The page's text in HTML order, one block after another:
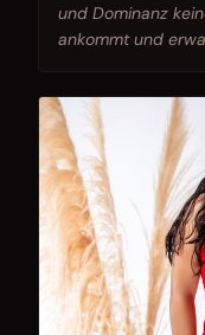
und Dominanz
ankommt und